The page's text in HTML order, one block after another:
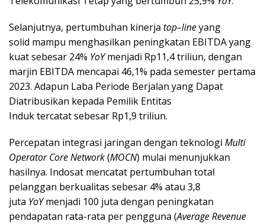
Selanjutnya, pertumbuhan kinerja top–lineyang
solid mampu menghasilkan peningkatan EBITDA yang
kuat sebesar 24% YoYmenjadi Rp11,4 triliun, dengan
marjin EBITDA mencapai 46,1% pada semester pertama
2023. Adapun Laba Periode Berjalan yang Dapat
Diatribusikan kepada Pemilik Entitas
Induk tercatat sebesar Rp1,9 triliun.
Percepatan integrasi jaringan dengan teknologi Multi
Operator Core Network(MOCN) mulai menunjukkan
hasilnya. Indosat mencatat pertumbuhan total
pelanggan berkualitas sebesar 4% atau 3,8
juta YoYmenjadi 100 juta dengan peningkatan
pendapatan rata-rata per pengguna (Average Revenue